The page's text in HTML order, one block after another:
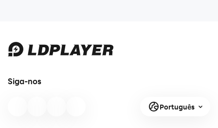
Siga-nos
Português